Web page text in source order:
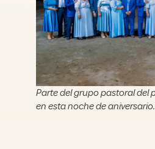
Parte del grupo pastoral del
en esta noche de aniversario.